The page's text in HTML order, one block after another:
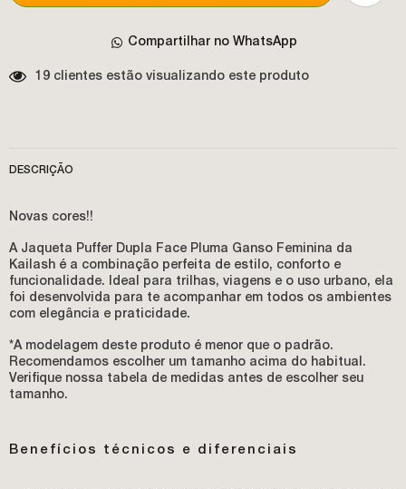
PUFFER
FEMININA
PUFFER
PLUMA
FEMININA
Compartilhar no WhatsApp
19 clientes estão visualizando este produto
DESCRIÇÃO
Novas cores!!
A Jaqueta Puffer Dupla Face Pluma Ganso Feminina da
Kailash é a combinação perfeita de estilo, conforto e
funcionalidade. Ideal para trilhas, viagens e o uso urbano, ela
foi desenvolvida para te acompanhar em todos os ambientes
com elegância e praticidade.
*A modelagem deste produto é menor que o padrão.
Recomendamos escolher um tamanho acima do habitual.
Verifique nossa tabela de medidas antes de escolher seu
tamanho.
Benefícios técnicos e diferenciais